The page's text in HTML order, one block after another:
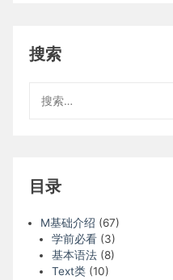
搜索
索：
目录
M基础介绍 (67)
学前必看(3)
基本语法(8)
Text类(10)